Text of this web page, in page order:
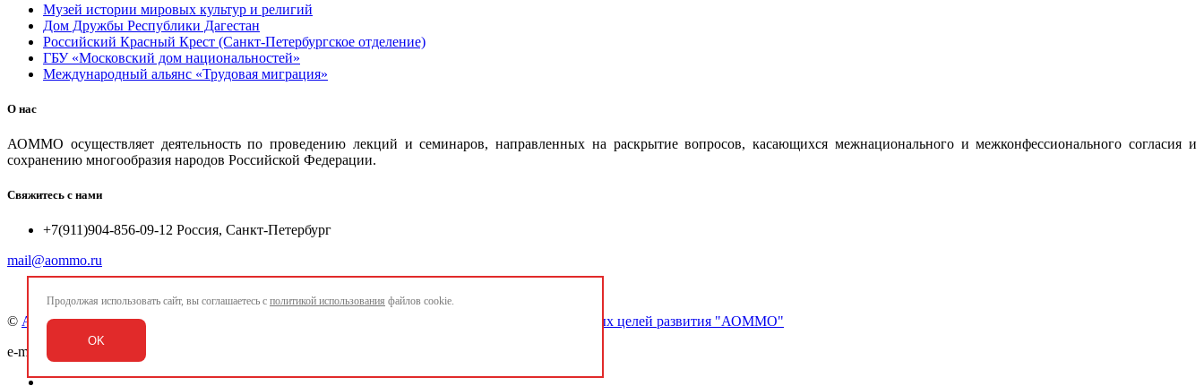
Музей истории мировых культур и религий
Дом Дружбы Республики Дагестан
Российский Красный Крест (Санкт-Петербургское отделение)
ГБУ «Московский дом национальностей»
Международный альянс «Трудовая миграция»
О нас
АОММО осуществляет деятельность по проведению лекций и семинаров, направленных на раскрытие вопросов, касающихся межнационального и межконфессионального согласия и
сохранению многообразия народов Российской Федерации.
Свяжитесь с нами
+7(911)904-856-09-12 Россия, Санкт-Петербург
mail@aommo.ru
© Ассоциация организаций по реализации национальных проектов и достижению национальных целей развития "АОММО"
e-mail:
Продолжая использовать сайт, вы соглашаетесь с политикой использования файлов cookie.
OK